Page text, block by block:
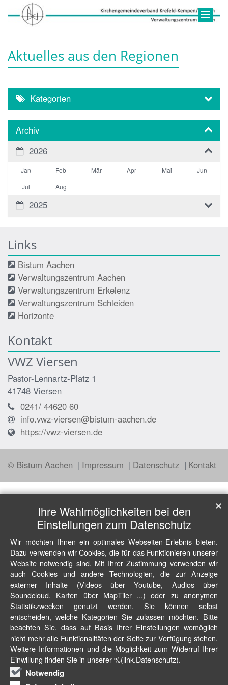
Aktuelles aus den Regionen
Kategorien
Archiv
2026
Jan Feb Mär Apr Mai
Jun
Jul
Aug
2025
Links
Bistum Aachen
Verwaltungszentrum Aachen
Verwaltungszentrum Erkelenz
Verwaltungszentrum Schleiden
Horizonte
Kontakt
VWZ Viersen
Pastor-Lennartz-Platz 1
41748 Viersen
0241/ 44620 60
info.vwz-viersen@bistum-aachen.de
https://vwz-viersen.de
© Bistum Aachen Impressum Datenschutz Kontakt
Ihre Wahlmöglichkeiten bei den
Einstellungen zum Datenschutz
Wir möchten Ihnen ein optimales Webseiten-Erlebnis bieten.
Dazu verwenden wir Cookies, die für das Funktionieren unserer
Website notwendig sind. Mit Ihrer Zustimmung verwenden wir
auch Cookies und andere Technologien, die zur Anzeige
externer Inhalte (Videos über Youtube, Audios über
Soundcloud, Karten über MapTiler ...) oder zu anonymen
Statistikzwecken genutzt werden. Sie können selbst
entscheiden, welche Kategorien Sie zulassen möchten. Bitte
beachten Sie, dass auf Basis Ihrer Einstellungen womöglich
nicht mehr alle Funktionalitäten der Seite zur Verfügung stehen.
Weitere Informationen und die Möglichkeit zum Widerruf Ihrer
Einwillung finden Sie in unserer %(link.Datenschutz).
Notwendig
✕